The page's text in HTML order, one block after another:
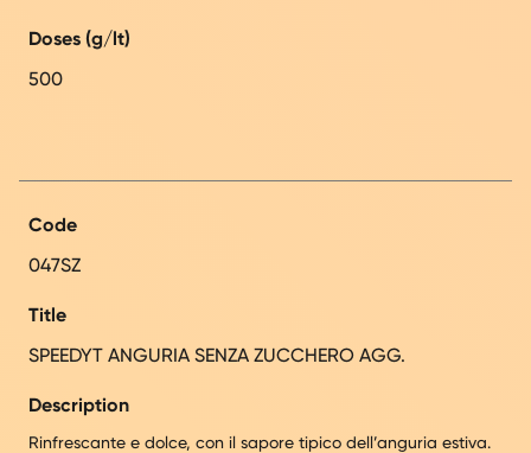
Doses (g/lt)
500
Code
047SZ
Title
SPEEDYT ANGURIA SENZA ZUCCHERO AGG.
Description
Rinfrescante e dolce, con il sapore tipico dell’anguria estiva.